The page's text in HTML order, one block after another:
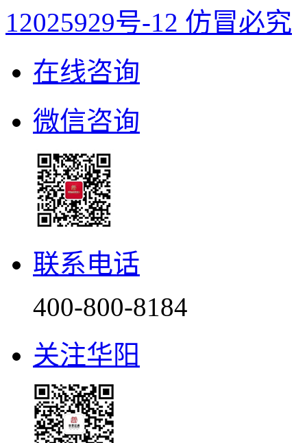
12025929号-12 仿冒必究
在线咨询
微信咨询
联系电话
400-800-8184
关注华阳